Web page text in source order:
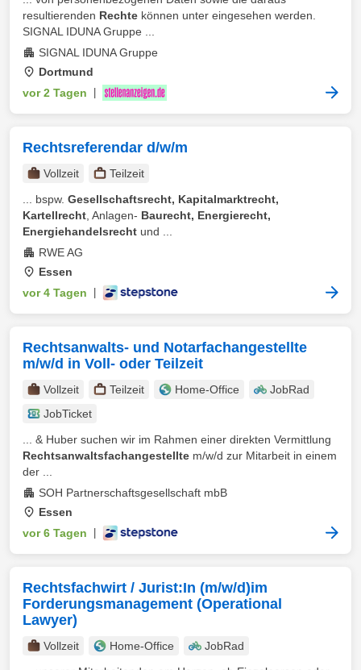
resultierenden Rechte können unter eingesehen werden.
SIGNAL IDUNA Gruppe ...
SIGNAL IDUNA Gruppe
Dortmund
vor 2 Tagen
Rechtsreferendar d/w/m
Vollzeit
Teilzeit
... bspw. Gesellschaftsrecht, Kapitalmarktrecht,
Kartellrecht , Anlagen- Baurecht, Energierecht,
Energiehandelsrecht und ...
RWE AG
Essen
vor 4 Tagen
Rechtsanwalts- und Notarfachangestellte
m/w/d in Voll- oder Teilzeit
Vollzeit Teilzeit Home-Office
JobRad
JobTicket
... & Huber suchen wir im Rahmen einer direkten Vermittlung
Rechtsanwaltsfachangestellte m/w/d zur Mitarbeit in einem
der ...
SOH Partnerschaftsgesellschaft mbB
Essen
vor 6 Tagen
Rechtsfachwirt / Jurist:In (m/w/d)im
Forderungsmanagement (Operational
Lawyer)
Vollzeit Home-Office
JobRad